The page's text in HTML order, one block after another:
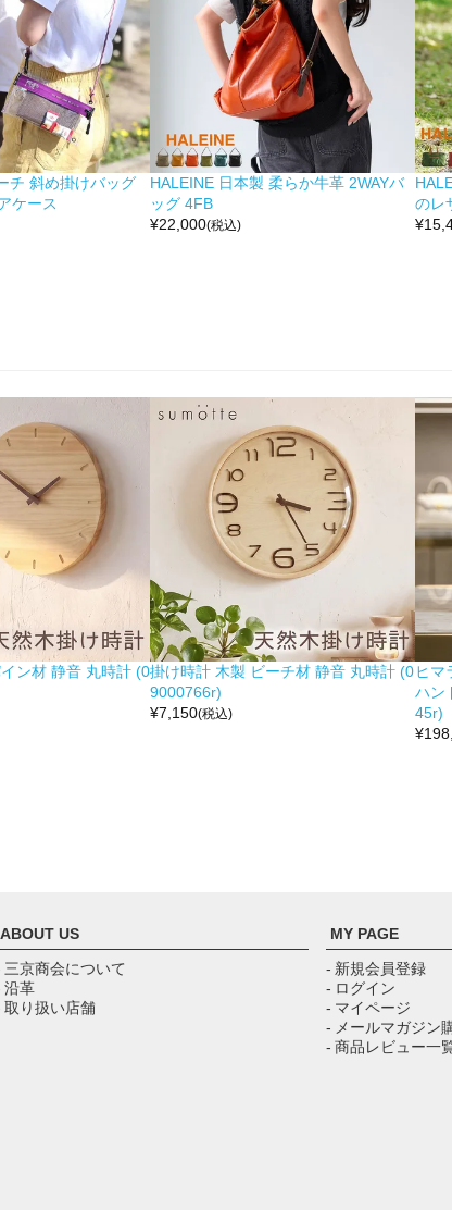
チ 斜め掛けバッグ
ケース
HALEINE 日本製 柔らか牛革 2WAYバ
ッグ 4FB
¥22,000(税込)
のレ
¥
ン材 静音 丸時計 (0掛け時計 木製 ビーチ材 静音 丸時計 (0
9000766r)
¥7,150(税込)
ヒマ
ハン
45r)
¥
ABOUT US
三京商会について
沿革
取り扱い店舗
MY PAGE
- 新規会員登録
- ログイン
- マイページ
- メールマガジン
- 商品レビュー一